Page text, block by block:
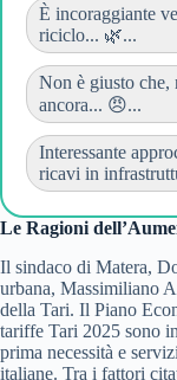
È incoraggiante
riciclo... 🌿...
Non è giusto che,
ancora... 😠...
Interessante
ricavi in
Le Ragioni
Il sindaco di Matera,
urbana, Massimiliano
della Tari. Il Piano
tariffe Tari 2025 sono
prima necessità e
italiane. Tra i fattori